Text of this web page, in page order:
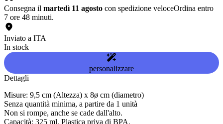
Consegna il martedì 11 agosto con spedizione veloceOrdina entro
7 ore 48 minuti.
Inviato a ITA
In stock
personalizzare
Dettagli
Misure: 9,5 cm (Altezza) x 8ø cm (diametro)
Senza quantità minima, a partire da 1 unità
Non si rompe, anche se cade dall'alto.
Capacità: 325 ml. Plastica priva di BPA.